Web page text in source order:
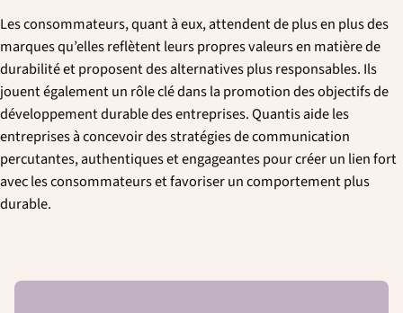
Les consommateurs, quant à eux, attendent de plus en plus des
marques qu’elles reflètent leurs propres valeurs en matière de
durabilité et proposent des alternatives plus responsables. Ils
jouent également un rôle clé dans la promotion des objectifs de
développement durable des entreprises. Quantis aide les
entreprises à concevoir des stratégies de communication
percutantes, authentiques et engageantes pour créer un lien fort
avec les consommateurs et favoriser un comportement plus
durable.